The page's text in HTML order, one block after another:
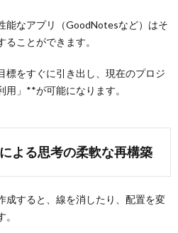
能なアプリ（GoodNotesなど）はそ
ことができます。
標をすぐに引き出し、現在のプロジ
」**が可能になります。
よる思考の柔軟な再構築
成すると、線を消したり、配置を変